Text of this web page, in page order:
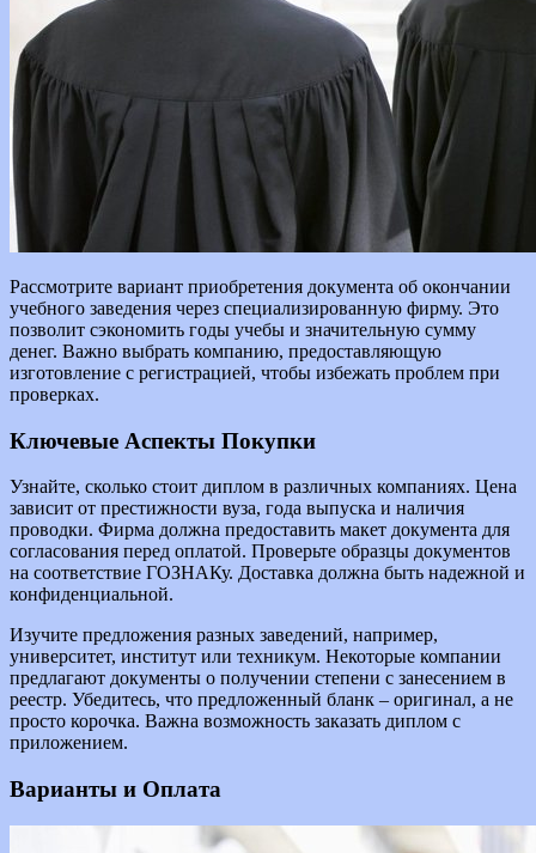
Рассмотрите вариант приобретения документа об окончании
учебного заведения через специализированную фирму. Это
позволит сэкономить годы учебы и значительную сумму
денег. Важно выбрать компанию, предоставляющую
изготовление с регистрацией, чтобы избежать проблем при
проверках.
Ключевые Аспекты Покупки
Узнайте, сколько стоит диплом в различных компаниях. Цена
зависит от престижности вуза, года выпуска и наличия
проводки. Фирма должна предоставить макет документа для
согласования перед оплатой. Проверьте образцы документов
на соответствие ГОЗНАКу. Доставка должна быть надежной и
конфиденциальной.
Изучите предложения разных заведений, например,
университет, институт или техникум. Некоторые компании
предлагают документы о получении степени с занесением в
реестр. Убедитесь, что предложенный бланк – оригинал, а не
просто корочка. Важна возможность заказать диплом с
приложением.
Варианты и Оплата